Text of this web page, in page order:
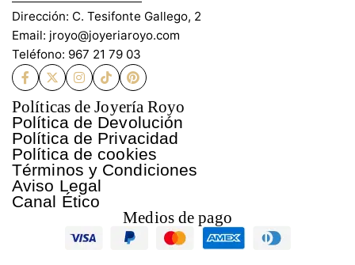
Dirección: C. Tesifonte Gallego, 2
Email: jroyo@joyeriaroyo.com
Teléfono: 967 21 79 03
Políticas de Joyería Royo
Política de Devolución
Política de Privacidad
Política de cookies
Términos y Condiciones
Aviso Legal
Canal Ético
Medios de pago